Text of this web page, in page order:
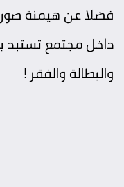
فضلا عن هيمنة صور
داخل مجتمع تستبد
والبطالة والفقر !